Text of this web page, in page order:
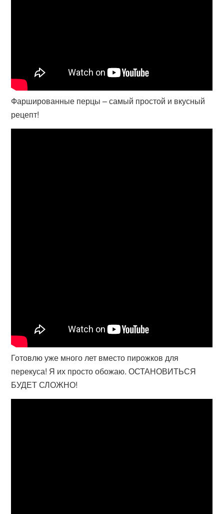
Фаршированные перцы – самый простой и вкусный
рецепт!
Готовлю уже много лет вместо пирожков для
перекуса! Я их просто обожаю. ОСТАНОВИТЬСЯ
БУДЕТ СЛОЖНО!